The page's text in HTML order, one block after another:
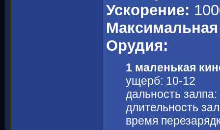
Ускорение:
Орудия:
1 маленькая
ущерб: 10-12
дальность
длительность
время